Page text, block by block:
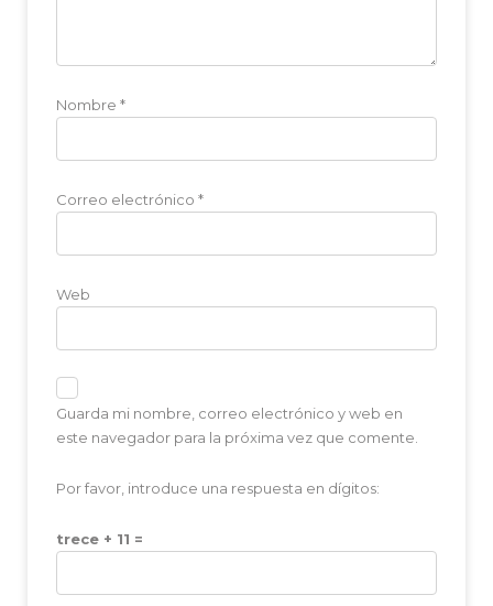
Nombre *
Correo electrónico *
Web
Guarda mi nombre, correo electrónico y web en
este navegador para la próxima vez que comente.
Por favor, introduce una respuesta en dígitos:
trece + 11 =